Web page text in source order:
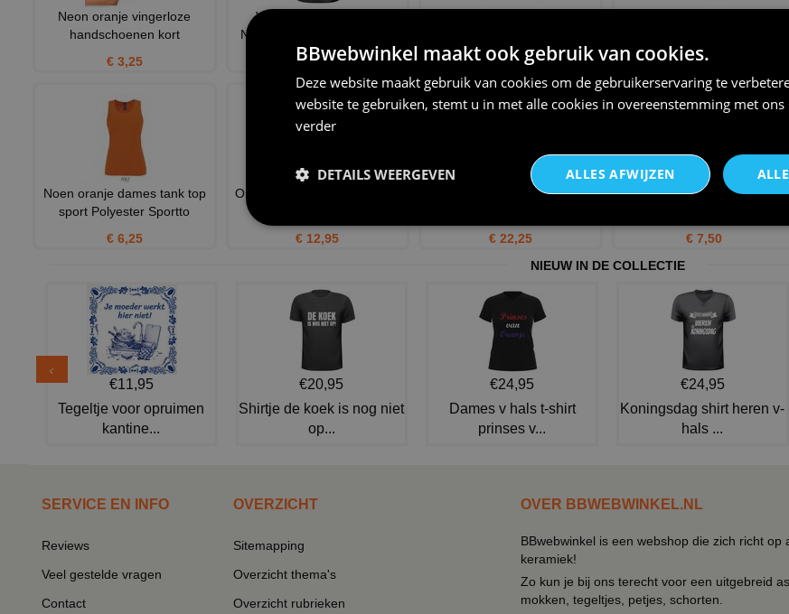
Neon oranje vingerloze
handschoenen kort
€ 3,25
V-hals shirt Holland in
Nederlandse vlag kleuren r
€ 24,95
€ 12,95
€ 12,95
Noen oranje dames tank top
sport Polyester Sportto
€ 6,25
Oranje WK petje Wir sind die
€ 12,95
Oranje sweatshirt mannen met
€ 22,25
Ik brul als een leeuw oranje
€ 7,50
NIEUW IN DE COLLECTIE
€11,95
Tegeltje voor opruimen
kantine...
€20,95
Shirtje de koek is nog niet
op...
€24,95
Dames v hals t-shirt
prinses v...
€24,95
Koningsdag shirt heren v-
hals ...
SERVICE EN INFO
Reviews
Veel gestelde vragen
Contact
OVERZICHT
Sitemapping
Overzicht thema's
Overzicht rubrieken
OVER BBWEBWINKEL.NL
BBwebwinkel is een webshop die zich richt
keramiek!
Zo kun je bij ons terecht voor een uitgebreid
mokken, tegeltjes, petjes, schorten.
BBwebwinkel maakt ook gebruik van cookies.
Deze website maakt gebruik van cookies om de gebruikerservaring te
website te gebruiken, stemt u in met alle cookies in overeenstemming met ons
verder
ALLES AFWIJZEN
DETAILS WEERGEVEN